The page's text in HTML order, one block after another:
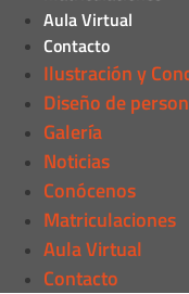
Aula Virtual
Contacto
Ilustración y
Diseño de
Galería
Noticias
Conócenos
Matriculaciones
Aula Virtual
Contacto